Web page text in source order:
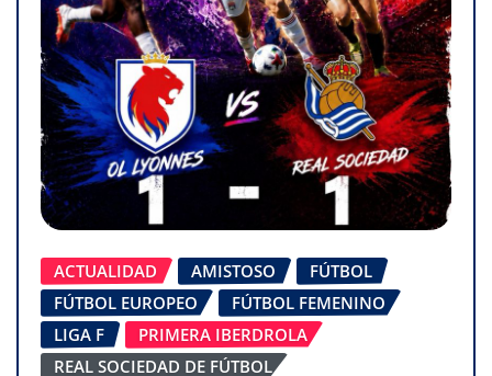
ACTUALIDAD AMISTOSO
FÚTBOL
FÚTBOL EUROPEO
FÚTBOL FEMENINO
LIGA F
PRIMERA IBERDROLA
REAL SOCIEDAD DE FÚTBOL